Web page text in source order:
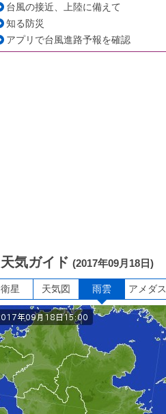
台風の接近、上陸に備えて
知る防災
アプリで台風進路予報を確認
天気ガイド (2017年09月18日)
衛星 天気図 雨雲 アメダス